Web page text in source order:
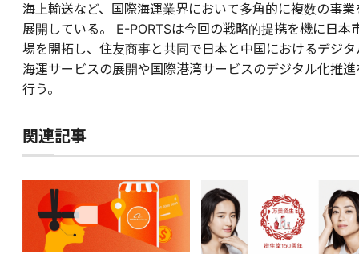
海上輸送など、国際海運業界において多角的に複数の事業
展開している。 E-PORTSは今回の戦略的提携を機に日本
場を開拓し、住友商事と共同で日本と中国におけるデジタ
海運サービスの展開や国際港湾サービスのデジタル化推進
行う。
関連記事